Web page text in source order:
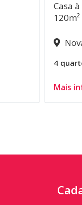
Casa
120m²
4
Mais